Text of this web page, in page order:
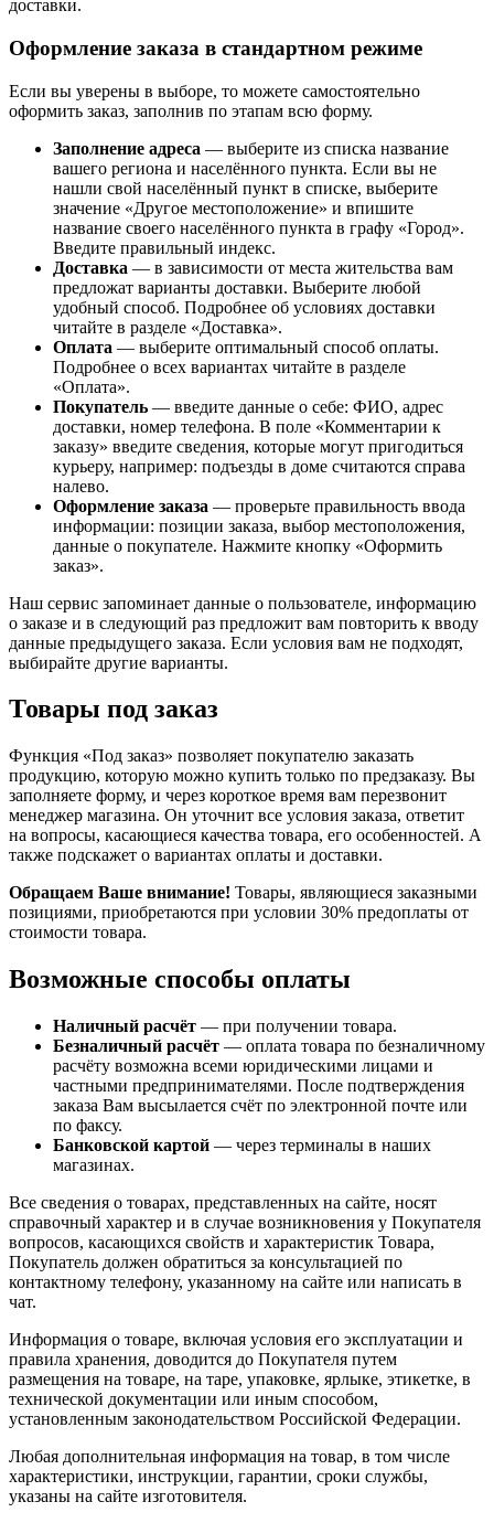
доставки.
Оформление заказа в стандартном режиме
Если вы уверены в выборе, то можете самостоятельно
оформить заказ, заполнив по этапам всю форму.
Заполнение адреса — выберите из списка название
вашего региона и населённого пункта. Если вы не
нашли свой населённый пункт в списке, выберите
значение «Другое местоположение» и впишите
название своего населённого пункта в графу «Город».
Введите правильный индекс.
Доставка — в зависимости от места жительства вам
предложат варианты доставки. Выберите любой
удобный способ. Подробнее об условиях доставки
читайте в разделе «Доставка».
Оплата — выберите оптимальный способ оплаты.
Подробнее о всех вариантах читайте в разделе
«Оплата».
Покупатель — введите данные о себе: ФИО, адрес
доставки, номер телефона. В поле «Комментарии к
заказу» введите сведения, которые могут пригодиться
курьеру, например: подъезды в доме считаются справа
налево.
Оформление заказа — проверьте правильность ввода
информации: позиции заказа, выбор местоположения,
данные о покупателе. Нажмите кнопку «Оформить
заказ».
Наш сервис запоминает данные о пользователе, информацию
о заказе и в следующий раз предложит вам повторить к вводу
данные предыдущего заказа. Если условия вам не подходят,
выбирайте другие варианты.
Товары под заказ
Функция «Под заказ» позволяет покупателю заказать
продукцию, которую можно купить только по предзаказу. Вы
заполняете форму, и через короткое время вам перезвонит
менеджер магазина. Он уточнит все условия заказа, ответит
на вопросы, касающиеся качества товара, его особенностей. А
также подскажет о вариантах оплаты и доставки.
Обращаем Ваше внимание! Товары, являющиеся заказными
позициями, приобретаются при условии 30% предоплаты от
стоимости товара.
Возможные способы оплаты
Наличный расчёт — при получении товара.
Безналичный расчёт — оплата товара по безналичному
расчёту возможна всеми юридическими лицами и
частными предпринимателями. После подтверждения
заказа Вам высылается счёт по электронной почте или
по факсу.
Банковской картой — через терминалы в наших
магазинах.
Все сведения о товарах, представленных на сайте, носят
справочный характер и в случае возникновения у Покупателя
вопросов, касающихся свойств и характеристик Товара,
Покупатель должен обратиться за консультацией по
контактному телефону, указанному на сайте или написать в
чат.
Информация о товаре, включая условия его эксплуатации и
правила хранения, доводится до Покупателя путем
размещения на товаре, на таре, упаковке, ярлыке, этикетке, в
технической документации или иным способом,
установленным законодательством Российской Федерации.
Любая дополнительная информация на товар, в том числе
характеристики, инструкции, гарантии, сроки службы,
указаны на сайте изготовителя.